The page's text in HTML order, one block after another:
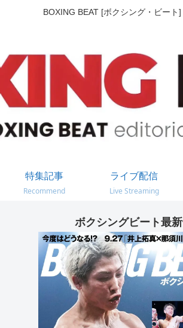
BOXING BEAT [ボクシング・ビート]
特集記事
Recommend
ライブ配信
Live Streaming
ボクシングビート最